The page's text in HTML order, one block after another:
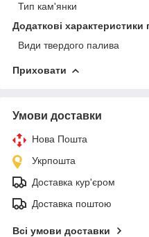
Тип кам'янки
Додаткові
Види твердого палива
Приховати
Умови доставки
Нова Пошта
Укрпошта
Доставка кур'єром
Доставка поштою
Всі умови доставки